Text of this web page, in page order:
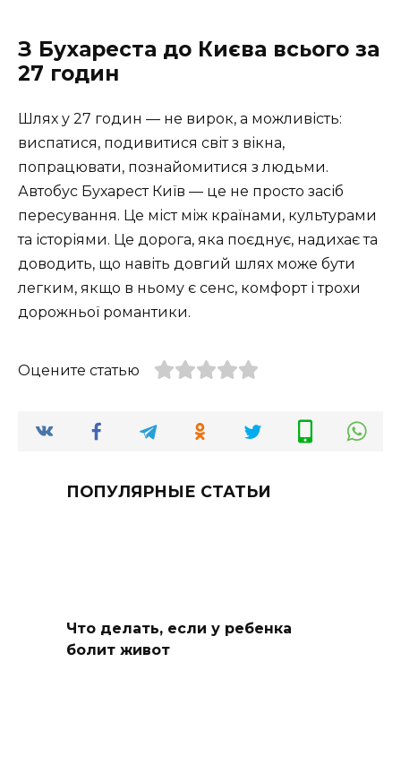
З Бухареста до Києва всього за
27 годин
Шлях у 27 годин — не вирок, а можливість:
виспатися, подивитися світ з вікна,
попрацювати, познайомитися з людьми.
Автобус Бухарест Київ — це не просто засіб
пересування. Це міст між країнами, культурами
та історіями. Це дорога, яка поєднує, надихає та
доводить, що навіть довгий шлях може бути
легким, якщо в ньому є сенс, комфорт і трохи
дорожньої романтики.
Оцените статью
ПОПУЛЯРНЫЕ СТАТЬИ
Что делать, если у ребенка
болит живот